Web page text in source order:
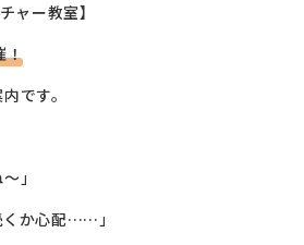
ャー教室】
！
です。
」
くか心配……」